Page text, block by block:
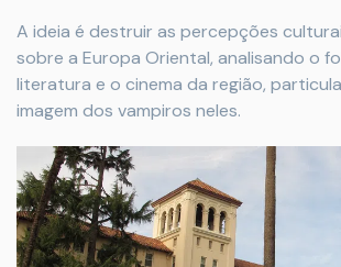
A ideia é destruir as percepções
sobre a Europa Oriental, analisando o
literatura e o cinema da região,
imagem dos vampiros neles.